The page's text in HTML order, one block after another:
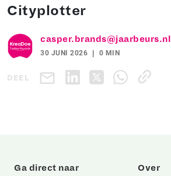
Cityplotter
casper.brands@jaarbeurs.nl
30 JUNI 2026 0 MIN
DEEL
Ga direct naar Over